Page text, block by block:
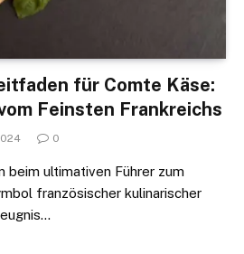
für Comte Käse:
Feinsten Frankreichs
0
beim ultimativen Führer zum
französischer kulinarischer